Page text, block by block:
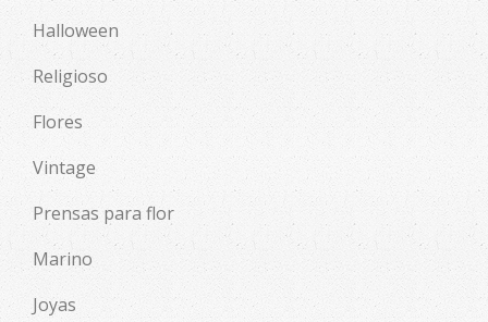
Halloween
Religioso
Flores
Vintage
Prensas para flor
Marino
Joyas